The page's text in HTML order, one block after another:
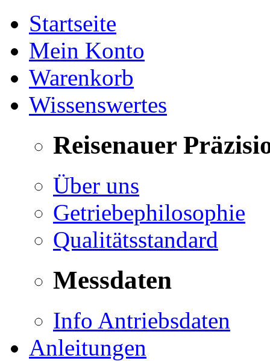
Startseite
Mein Konto
Warenkorb
Wissenswertes
Reisenauer
Über uns
Getriebephilosophie
Qualitätsstandard
Messdaten
Info Antriebsdaten
Anleitungen